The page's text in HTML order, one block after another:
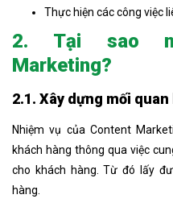
Thực hiện các công việc
2. Tại sao
Marketing?
2.1. Xây dựng mối
Nhiệm vụ của Content
khách hàng thông qua việc
cho khách hàng. Từ đó lấy
hàng.